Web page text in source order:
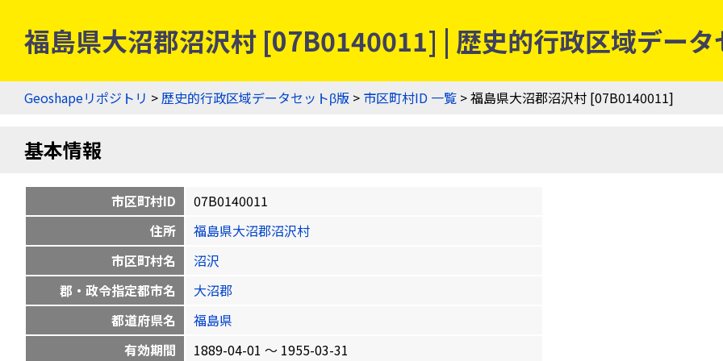
福島県大沼郡沼沢村 [07B0140011] | 歴史的行政区域デー
Geoshapeリポジトリ >歴史的行政区域データセットβ版 > 市区町村ID 一覧 > 福島県大沼郡沼沢村 [07B0140011]
基本情報
市区町村ID
07B0140011
住所
福島県大沼郡沼沢村
市区町村名
沼沢
郡・政令指定都市名
大沼郡
都道府県名
福島県
有効期間
1889-04-01 〜 1955-03-31